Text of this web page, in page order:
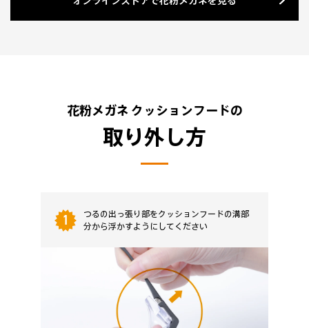
花粉メガネ クッションフードの
取り外し方
1
つるの出っ張り部をクッションフードの溝部
分から浮かすようにしてください